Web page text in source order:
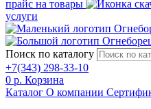
прайс на товары
услуги
Поиск по каталогу
+7(343) 298-33-10
0 р. Корзина
Каталог О компании